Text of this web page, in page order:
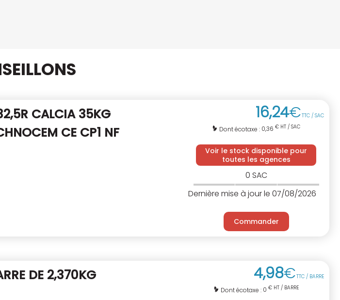
CALCIA 35KG
CE CP1 NF
16,24€TTC / SAC
Dont écotaxe : 0,36 € HT / SAC
Voir le stock disponible pour
toutes les agences
0 SAC
Dernière mise à jour le 07/08/2026
Commander
DE 2,370KG 4,98€TTC / BARRE
Dont écotaxe : 0 € HT / BARRE